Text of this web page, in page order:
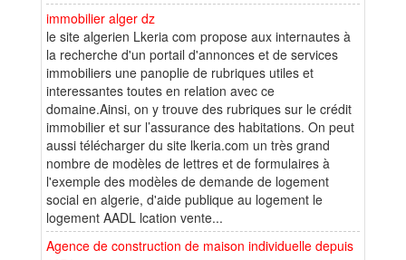
immobilier alger dz
le site algerien Lkeria com propose aux internautes à
la recherche d'un portail d'annonces et de services
immobiliers une panoplie de rubriques utiles et
interessantes toutes en relation avec ce
domaine.Ainsi, on y trouve des rubriques sur le crédit
immobilier et sur l’assurance des habitations. On peut
aussi télécharger du site lkeria.com un très grand
nombre de modèles de lettres et de formulaires à
l'exemple des modèles de demande de logement
social en algerie, d'aide publique au logement le
logement AADL lcation vente...
Agence de construction de maison individuelle depuis